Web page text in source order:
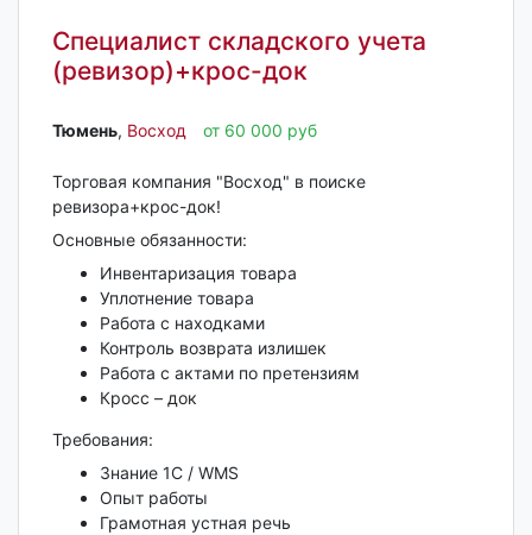
Специалист складского учета
(ревизор)+крос-док
Тюмень‎, Восход от 60 000 руб
Торговая компания "Восход" в поиске
ревизора+крос-док!
Основные обязанности:
Инвентаризация товара
Уплотнение товара
Работа с находками
Контроль возврата излишек
Работа с актами по претензиям
Кросс – док
Требования:
Знание 1С / WMS
Опыт работы
Грамотная устная речь